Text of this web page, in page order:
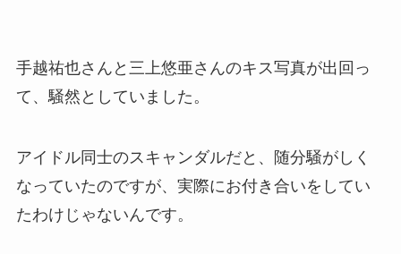
手越祐也さんと三上悠亜さんのキス写真が出回っ
て、騒然としていました。
アイドル同士のスキャンダルだと、随分騒がしく
なっていたのですが、実際にお付き合いをしてい
たわけじゃないんです。